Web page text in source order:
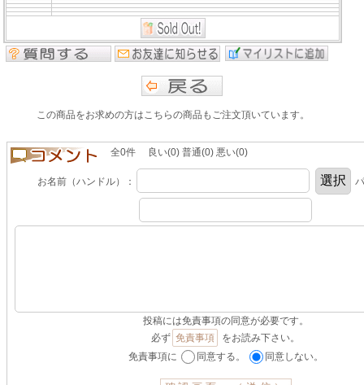
この商品をお求めの方はこちらの商品もご注文頂いています。
全0件 良い(0) 普通(0) 悪い(0)
お名前（ハンドル）：
投稿には免責事項の同意が必要です。
必ず 免責事項
をお読み下さい。
免責事項に
同意する。 同意しない。